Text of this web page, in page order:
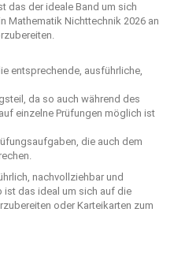
das der ideale Band um sich
Mathematik Nichttechnik 2026 an
entsprechende, ausführliche,
da so auch während des
einzelne Prüfungen möglich ist
die auch dem
nachvollziehbar und
ist das ideal um sich auf die
oder Karteikarten zum